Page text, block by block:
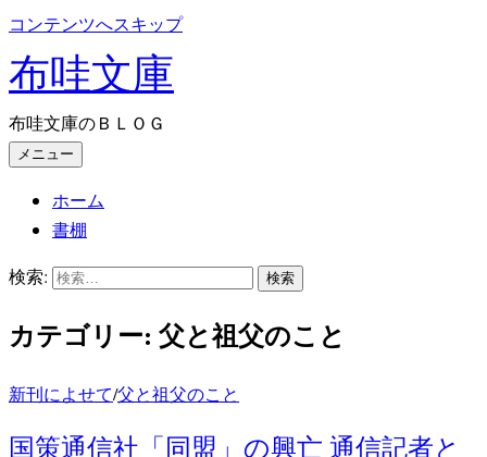
コンテンツへスキップ
布哇文庫
布哇文庫のＢＬＯＧ
メニュー
ホーム
書棚
検索:
カテゴリー: 父と祖父のこと
新刊によせて/父と祖父のこと
国策通信社「同盟」の興亡 通信記者と